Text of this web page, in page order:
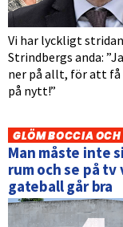
Vi har lyckligt
Strindbergs anda:
ner på allt, för att få
på nytt!”
GLÖM BOCCIA
Man måste inte
rum och se på tv
gateball går bra